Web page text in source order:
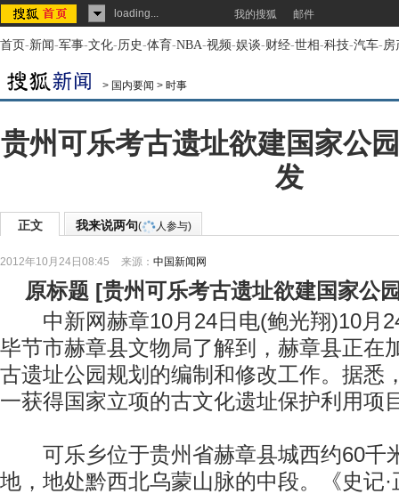
loading... 我的搜狐 邮件
首页-新闻-军事-文化-历史-体育-NBA-视频-娱谈-财经-世相-科技-汽车-房
> 国内要闻 > 时事
贵州可乐考古遗址欲建国家公
发
正文 我来说两句( 人参与)
2012年10月24日08:45 来源： 中国新闻网
原标题 [贵州可乐考古遗址欲建国家公
中新网赫章10月24日电(鲍光翔)10月
毕节市赫章县文物局了解到，赫章县正在
古遗址公园规划的编制和修改工作。据悉
一获得国家立项的古文化遗址保护利用项
可乐乡位于贵州省赫章县城西约60千
地，地处黔西北乌蒙山脉的中段。《史记·